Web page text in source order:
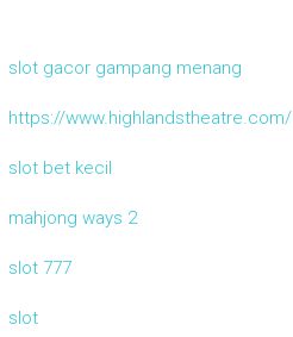
slot gacor gampang menang
https://www.highlandstheatre.com/
slot bet kecil
mahjong ways 2
slot 777
slot